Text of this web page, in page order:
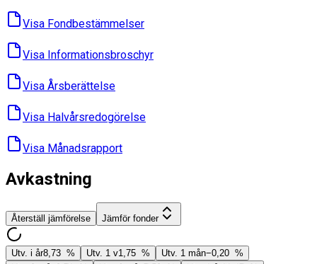
Visa Fondbes­tämmelser
Visa Informations­broschyr
Visa Års­berättelse
Visa Halvårs­redogörelse
Visa Månads­rapport
Avkastning
Återställ jämförelse Jämför fonder
Utv. i år8,73 % Utv. 1 v1,75 % Utv. 1 mån−0,20 %